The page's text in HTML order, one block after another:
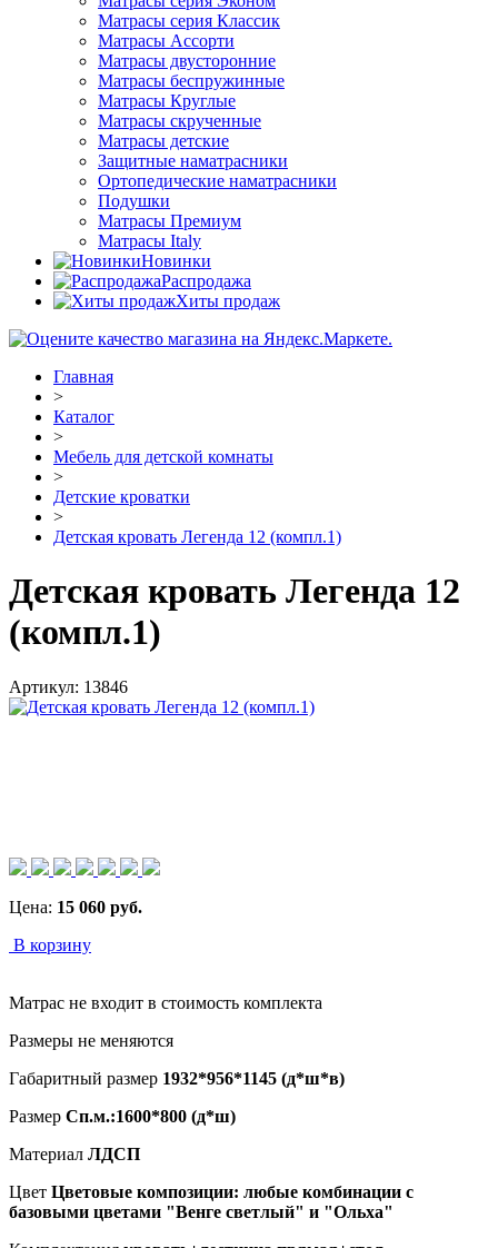
Матрасы серия Классик
Матрасы Ассорти
Матрасы двусторонние
Матрасы беспружинные
Матрасы Круглые
Матрасы скрученные
Матрасы детские
Защитные наматрасники
Ортопедические наматрасники
Подушки
Матрасы Премиум
Матрасы Italy
Новинки
Распродажа
Хиты продаж
Главная
>
Каталог
>
Мебель для детской комнаты
>
Детские кроватки
>
Детская кровать Легенда 12 (компл.1)
Детская кровать Легенда 12
(компл.1)
Артикул: 13846
Цена: 15 060 руб.
В корзину
Матрас не входит в стоимость комплекта
Размеры не меняются
Габаритный размер 1932*956*1145 (д*ш*в)
Размер Сп.м.:1600*800 (д*ш)
Материал ЛДСП
Цвет Цветовые композиции: любые комбинации с
базовыми цветами "Венге светлый" и "Ольха"